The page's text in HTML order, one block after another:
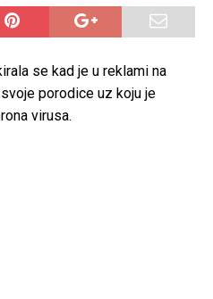
se kad je u reklami na
porodice uz koju je
virusa.